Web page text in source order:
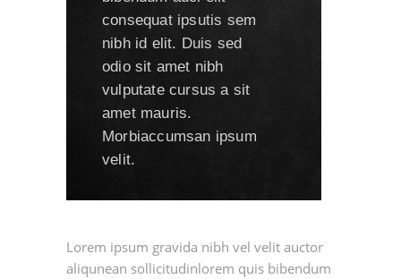
consequat ipsutis sem
nibh id elit. Duis sed
odio sit amet nibh
vulputate cursus a sit
amet mauris.
Morbiaccumsan ipsum
velit.
Lorem ipsum gravida nibh vel velit auctor
aliqunean sollicitudinlorem quis bibendum